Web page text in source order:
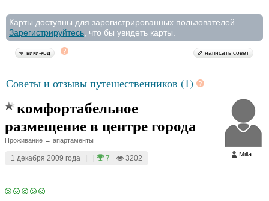
Карты доступны для зарегистрированных пользователей.
Зарегистрируйтесь , что бы увидеть карты.
вики-код написать совет
Советы и отзывы путешественников (1)
Milla
комфортабельное
размещение в центре города
Проживание → апартаменты
1 декабря 2009 года 7 3202